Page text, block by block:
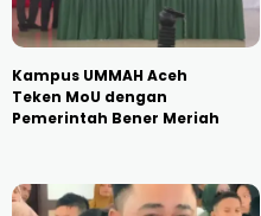
Kampus UMMAH Aceh
Teken MoU dengan
Pemerintah Bener Meriah